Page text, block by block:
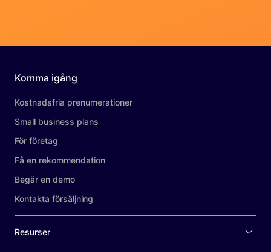
Komma igång
Kostnadsfria prenumerationer
Small business plans
För företag
Få en rekommendation
Begär en demo
Kontakta försäljning
Resurser